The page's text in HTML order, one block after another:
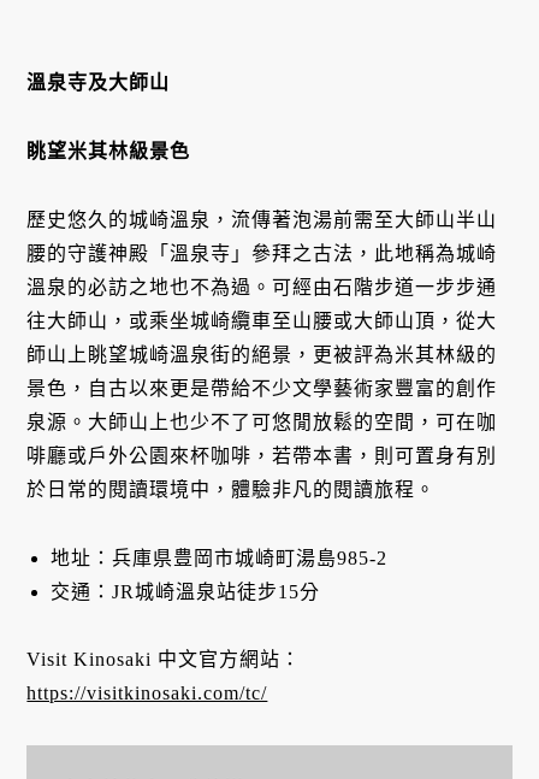
溫泉寺及大師山
眺望米其林級景色
歷史悠久的城崎溫泉，流傳著泡湯前需至大師山半山
腰的守護神殿「溫泉寺」參拜之古法，此地稱為城崎
溫泉的必訪之地也不為過。可經由石階步道一步步通
往大師山，或乘坐城崎纜車至山腰或大師山頂，從大
師山上眺望城崎溫泉街的絕景，更被評為米其林級的
景色，自古以來更是帶給不少文學藝術家豐富的創作
泉源。大師山上也少不了可悠閒放鬆的空間，可在咖
啡廳或戶外公園來杯咖啡，若帶本書，則可置身有別
於日常的閱讀環境中，體驗非凡的閱讀旅程。
地址：兵庫県豊岡市城崎町湯島985-2
交通：JR城崎溫泉站徒步15分
Visit Kinosaki 中文官方網站：
https://visitkinosaki.com/tc/